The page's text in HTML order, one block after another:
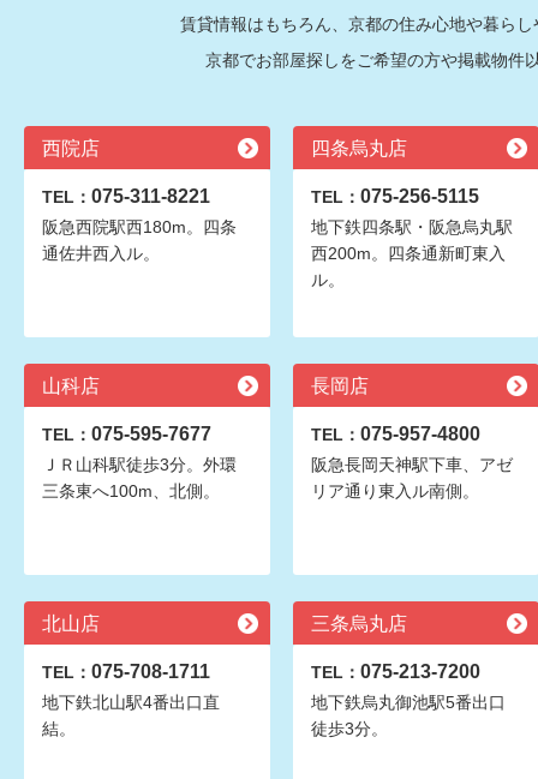
賃貸情報はもちろん、京都の住み心地や暮ら
京都でお部屋探しをご希望の方や掲載物件
西院店
TEL： 075-311-8221
阪急西院駅西180m。四条
通佐井西入ル。
四条烏丸店
TEL： 075-256-5115
地下鉄四条駅・阪急烏丸駅
西200m。四条通新町東入
ル。
山科店
TEL： 075-595-7677
ＪＲ山科駅徒歩3分。外環
三条東へ100m、北側。
長岡店
TEL： 075-957-4800
阪急長岡天神駅下車、アゼ
リア通り東入ル南側。
北山店
TEL： 075-708-1711
地下鉄北山駅4番出口直
結。
三条烏丸店
TEL： 075-213-7200
地下鉄烏丸御池駅5番出口
徒歩3分。